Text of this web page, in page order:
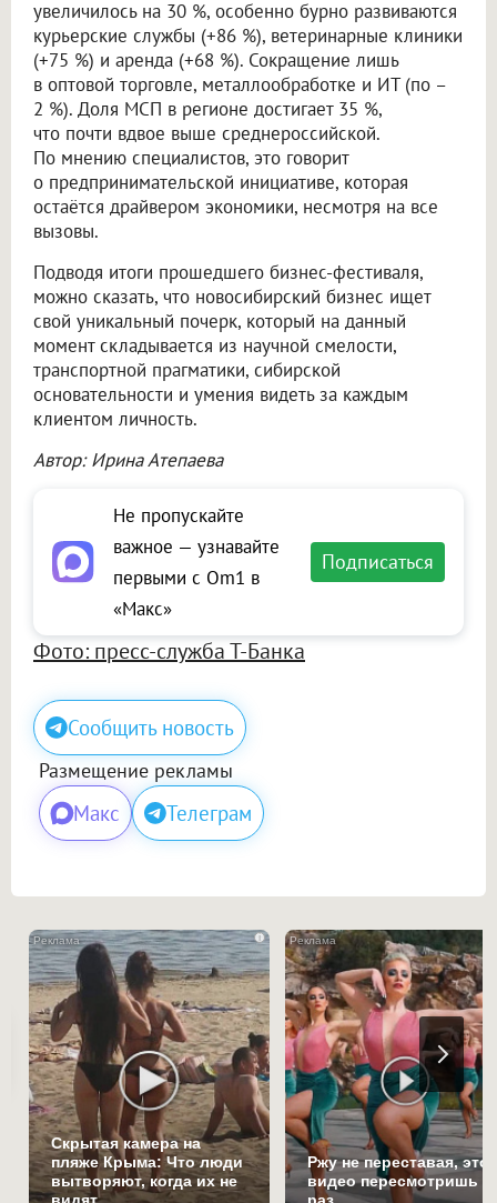
увеличилось на 30 %, особенно бурно развиваются
курьерские службы (+86 %), ветеринарные клиники
(+75 %) и аренда (+68 %). Сокращение лишь
в оптовой торговле, металлообработке и ИТ (по –
2 %). Доля МСП в регионе достигает 35 %,
что почти вдвое выше среднероссийской.
По мнению специалистов, это говорит
о предпринимательской инициативе, которая
остаётся драйвером экономики, несмотря на все
вызовы.
Подводя итоги прошедшего бизнес-фестиваля,
можно сказать, что новосибирский бизнес ищет
свой уникальный почерк, который на данный
момент складывается из научной смелости,
транспортной прагматики, сибирской
основательности и умения видеть за каждым
клиентом личность.
Автор: Ирина Атепаева
Не пропускайте
важное — узнавайте
первыми с Om1 в
«Макс»
Подписаться
Фото: пресс-служба Т-Банка
Сообщить новость
Размещение рекламы
Макс Телеграм
i
Скрытая камера на
пляже Крыма: Что люди
вытворяют, когда их не
видят...
Ржу не переставая, это
видео пересмотришь
раз